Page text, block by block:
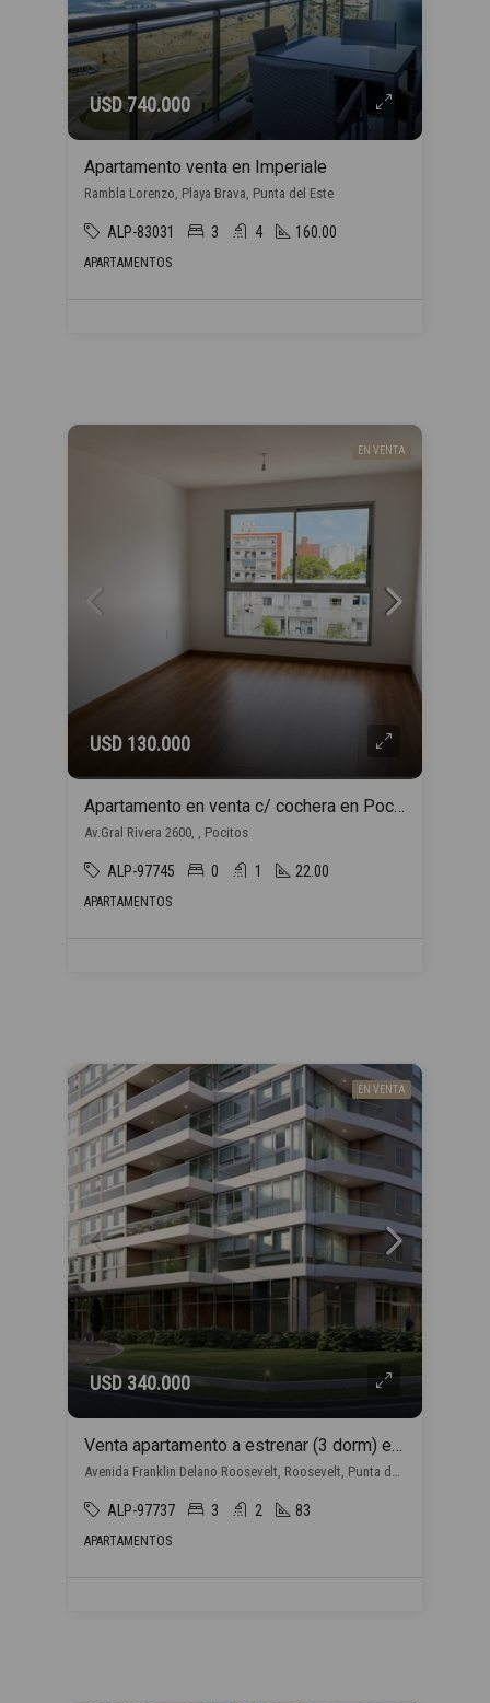
USD 740.000
Apartamento venta en Imperiale
Rambla Lorenzo, Playa Brava, Punta del Este
ALP-83031 3 4 160.00
APARTAMENTOS
EN VENTA
USD 130.000
Apartamento en venta c/ cochera en Pocitos
Av.Gral Rivera 2600, , Pocitos
ALP-97745 0 1 22.00
APARTAMENTOS
EN VENTA
USD 340.000
Venta apartamento a estrenar (3 dorm) en Punta del Este con financiación propia
Avenida Franklin Delano Roosevelt, Roosevelt, Punta del Este
ALP-97737 3 2 83
APARTAMENTOS